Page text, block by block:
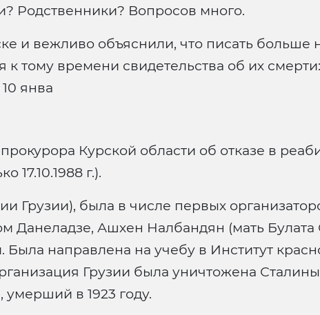
Родственники? Вопросов много.
и вежливо объяснили, что писать больше
тому времени свидетельства об их
янва
Курской области об отказе в
17.10.1988 г.).
Грузии), была в числе первых
Данеладзе, Ашхен Налбандян (мать
направлена на учебу в Институт
Грузии была уничтожена
в 1923 году.